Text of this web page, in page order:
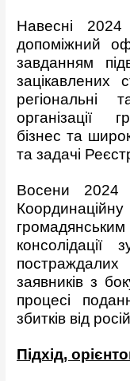
Навесні 2024
допоміжний
завданням
зацікавлених
регіональні
організації
бізнес та
та задачі
Восени 2024
заявників з
процесі
збитків від
Підхід,